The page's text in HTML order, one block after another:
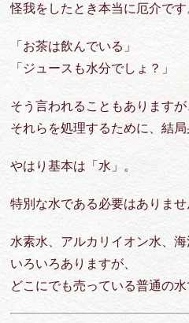
怪我をしたとき本当に厄介です
「お茶は飲んでいる」
「ジュースも水分でしょ？」
そう言われることもありますが
それらを処理するために、結局
やはり基本は「水」。
特別な水である必要はありませ
水素水、アルカリイオン水、
いろいろありますが、
どこにでも売っている普通の水